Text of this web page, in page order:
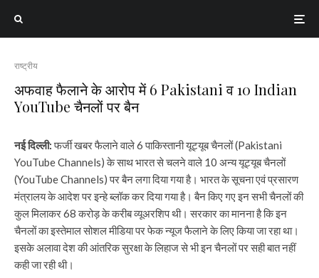
राष्ट्रीय
अफवाह फैलाने के आरोप में 6 Pakistani व 10 Indian
YouTube चैनलों पर बैन
नई दिल्ली:फर्जी खबर फैलाने वाले 6 पाकिस्तानी यूट्यूब चैनलों (Pakistani
YouTube Channels) के साथ भारत से चलने वाले 10 अन्य यूट्यूब चैनलों
(YouTube Channels) पर बैन लगा दिया गया है। भारत के सूचना एवं प्रसारण
मंत्रालय के आदेश पर इन्हे ब्लॉक कर दिया गया है। बैन किए गए इन सभी चैनलों की
कुल मिलाकर 68 करोड़ के करीब व्यूअरशिप थी। सरकार का मानना है कि इन
चैनलों का इस्तेमाल सोशल मीडिया पर फेक न्यूज फैलाने के लिए किया जा रहा था।
इसके अलावा देश की आंतरिक सुरक्षा के लिहाज से भी इन चैनलों पर सही बात नहीं
कही जा रही थी।